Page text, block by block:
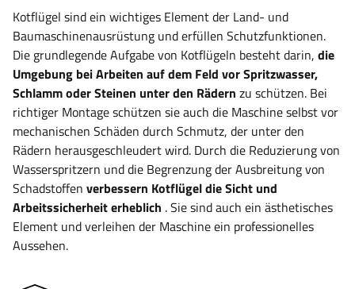
Kotflügel sind ein wichtiges Element der Land- und
Baumaschinenausrüstung und erfüllen Schutzfunktionen.
Die grundlegende Aufgabe von Kotflügeln besteht darin, die
Umgebung bei Arbeiten auf dem Feld vor Spritzwasser,
Schlamm oder Steinen unterden Rädern zu schützen. Bei
richtiger Montage schützen sie auch die Maschine selbst vor
mechanischen Schäden durch Schmutz, der unter den
Rädern herausgeschleudert wird. Durch die Reduzierung von
Wasserspritzern und die Begrenzung der Ausbreitung von
Schadstoffen verbessern Kotflügel die Sicht und
Arbeitssicherheit erheblich . Sie sind auch ein ästhetisches
Element und verleihen der Maschine ein professionelles
Aussehen.